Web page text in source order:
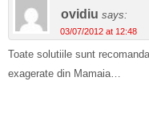
ovidiu says:
03/07/2012 at 12:48
Toate solutiile sunt
exagerate din Mamaia…